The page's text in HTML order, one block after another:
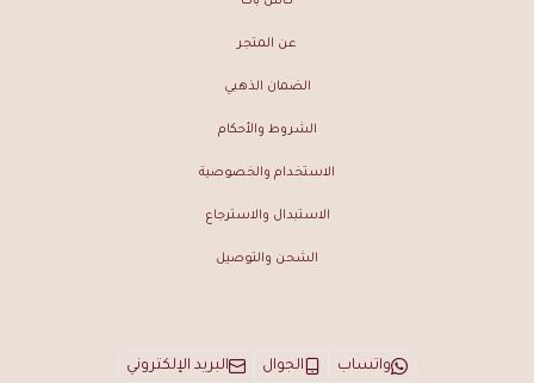
عن المتجر
الضمان الذهبي
الشروط والأحكام
الاستخدام والخصوصية
الاستبدال والاسترجاع
الشحن والتوصيل
واتساب الجوال البريد الإلكتروني